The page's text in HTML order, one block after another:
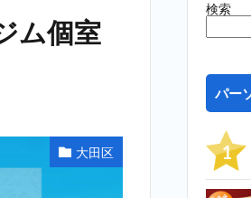
ム個室
大田区
検索
パー